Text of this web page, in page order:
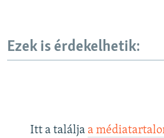
Ezek is érdekelhetik:
Itt a találja a